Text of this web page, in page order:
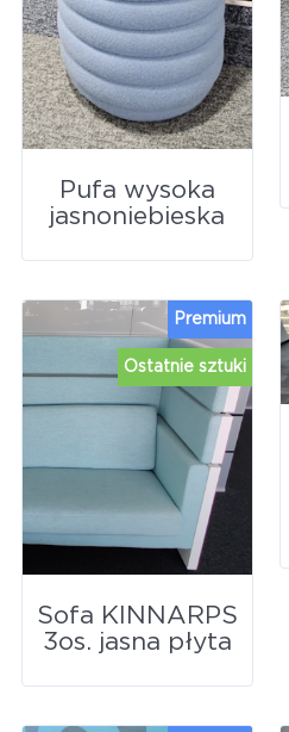
Pufa wysoka
jasnoniebieska
Ostatnie sztuki
Premium
Sofa KINNARPS
3os. jasna płyta